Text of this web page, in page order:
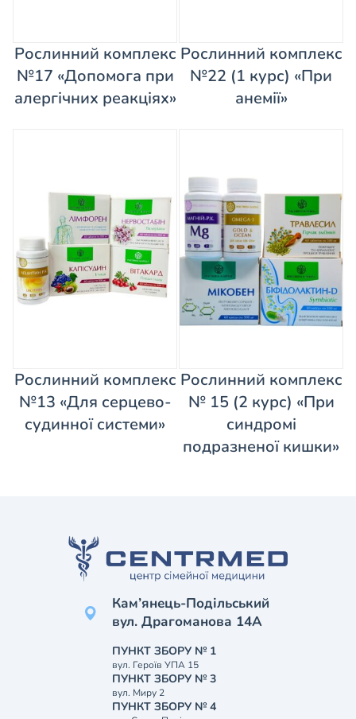
Рослинний комплекс
№17 «Допомога при
алергічних реакціях»
Рослинний комплекс
№22 (1 курс) «При
анемії»
Рослинний комплекс
№13 «Для серцево-
судинної системи»
Рослинний комплекс
№ 15 (2 курс) «При
синдромі
подразненої кишки»
Кам’янець-Подільський
вул. Драгоманова 14А
ПУНКТ ЗБОРУ № 1
вул. Героїв УПА 15
ПУНКТ ЗБОРУ № 3
вул. Миру 2
ПУНКТ ЗБОРУ № 4